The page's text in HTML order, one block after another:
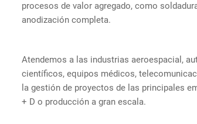
procesos de valor agregado, como
anodización completa.
Atendemos a las industrias aeroespacial,
científicos, equipos médicos,
la gestión de proyectos de las principales
+ D o producción a gran escala.